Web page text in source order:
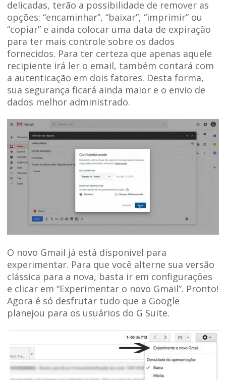
delicadas, terão a possibilidade de remover as
opções: “encaminhar”, “baixar”, “imprimir” ou
“copiar” e ainda colocar uma data de expiração
para ter mais controle sobre os dados
fornecidos. Para ter certeza que apenas aquele
recipiente irá ler o email, também contará com
a autenticação em dois fatores. Desta forma,
sua segurança ficará ainda maior e o envio de
dados melhor administrado.
O novo Gmail já está disponível para
experimentar. Para que você alterne sua versão
clássica para a nova, basta ir em configurações
e clicar em “Experimentar o novo Gmail”. Pronto!
Agora é só desfrutar tudo que a Google
planejou para os usuários do G Suite.